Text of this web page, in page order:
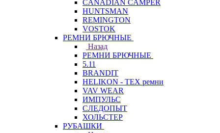
CANADIAN CAMPER
HUNTSMAN
REMINGTON
VOSTOK
РЕМНИ БРЮЧНЫЕ
Назад
РЕМНИ БРЮЧНЫЕ
5.11
BRANDIT
HELIKON - TEX ремни
VAV WEAR
ИМПУЛЬС
СЛЕДОПЫТ
ХОЛЬСТЕР
РУБАШКИ